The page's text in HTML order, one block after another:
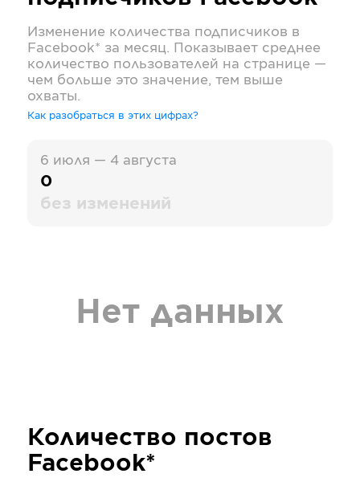
Изменение количества подписчиков в
Facebook* за месяц. Показывает среднее
количество пользователей на странице —
чем больше это значение, тем выше
охваты.
Как разобраться в этих цифрах?
6 июля — 4 августа
0
без изменений
Нет данных
Количество постов
Facebook*